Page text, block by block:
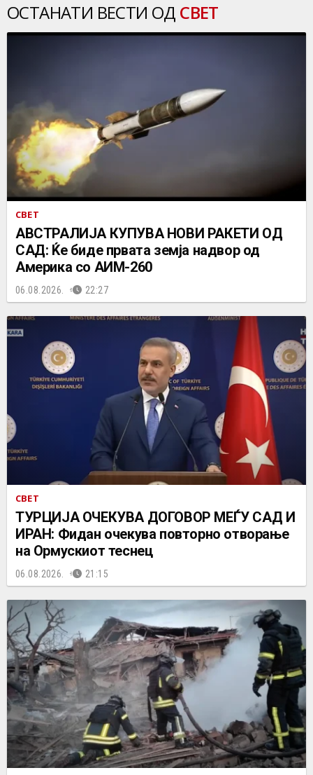
ОСТАНАТИ ВЕСТИ ОД СВЕТ
СВЕТ
АВСТРАЛИЈА КУПУВА НОВИ РАКЕТИ ОД
САД: Ќе биде првата земја надвор од
Америка со АИМ-260
06.08.2026. 22:27
СВЕТ
ТУРЦИЈА ОЧЕКУВА ДОГОВОР МЕЃУ САД И
ИРАН: Фидан очекува повторно отворање
на Ормускиот теснец
06.08.2026. 21:15